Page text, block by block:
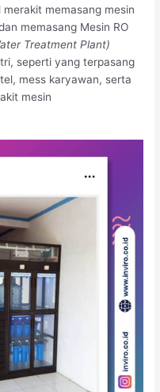
merakit memasang mesin
memasang Mesin RO
Treatment Plant)
seperti yang terpasang
mess karyawan, serta
mesin